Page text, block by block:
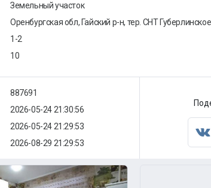
Земельный участок
Оренбургская обл, Гайский р-н, тер. СНТ Губерлинское
1-2
10
887691
2026-05-24 21:30:56
2026-05-24 21:29:53
2026-08-29 21:29:53